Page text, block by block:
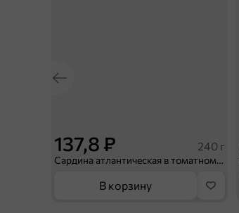
137,8 ₽ 240 г
Сардина атлантическая в томатном соусе «Трал Флот», 240 г
В корзину